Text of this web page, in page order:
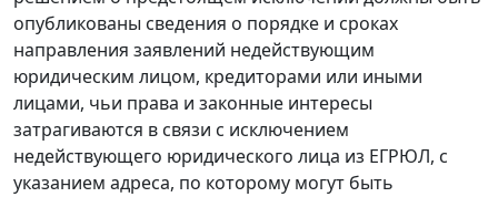
опубликованы сведения о порядке и сроках
направления заявлений недействующим
юридическим лицом, кредиторами или иными
лицами, чьи права и законные интересы
затрагиваются в связи с исключением
недействующего юридического лица из ЕГРЮЛ, с
указанием адреса, по которому могут быть